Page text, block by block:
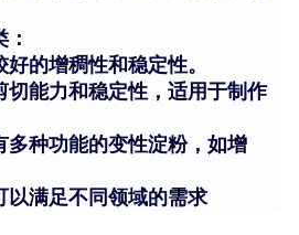
的增稠性和稳定性。
能力和稳定性，适用于制作
种功能的变性淀粉，如增
以满足不同领域的需求